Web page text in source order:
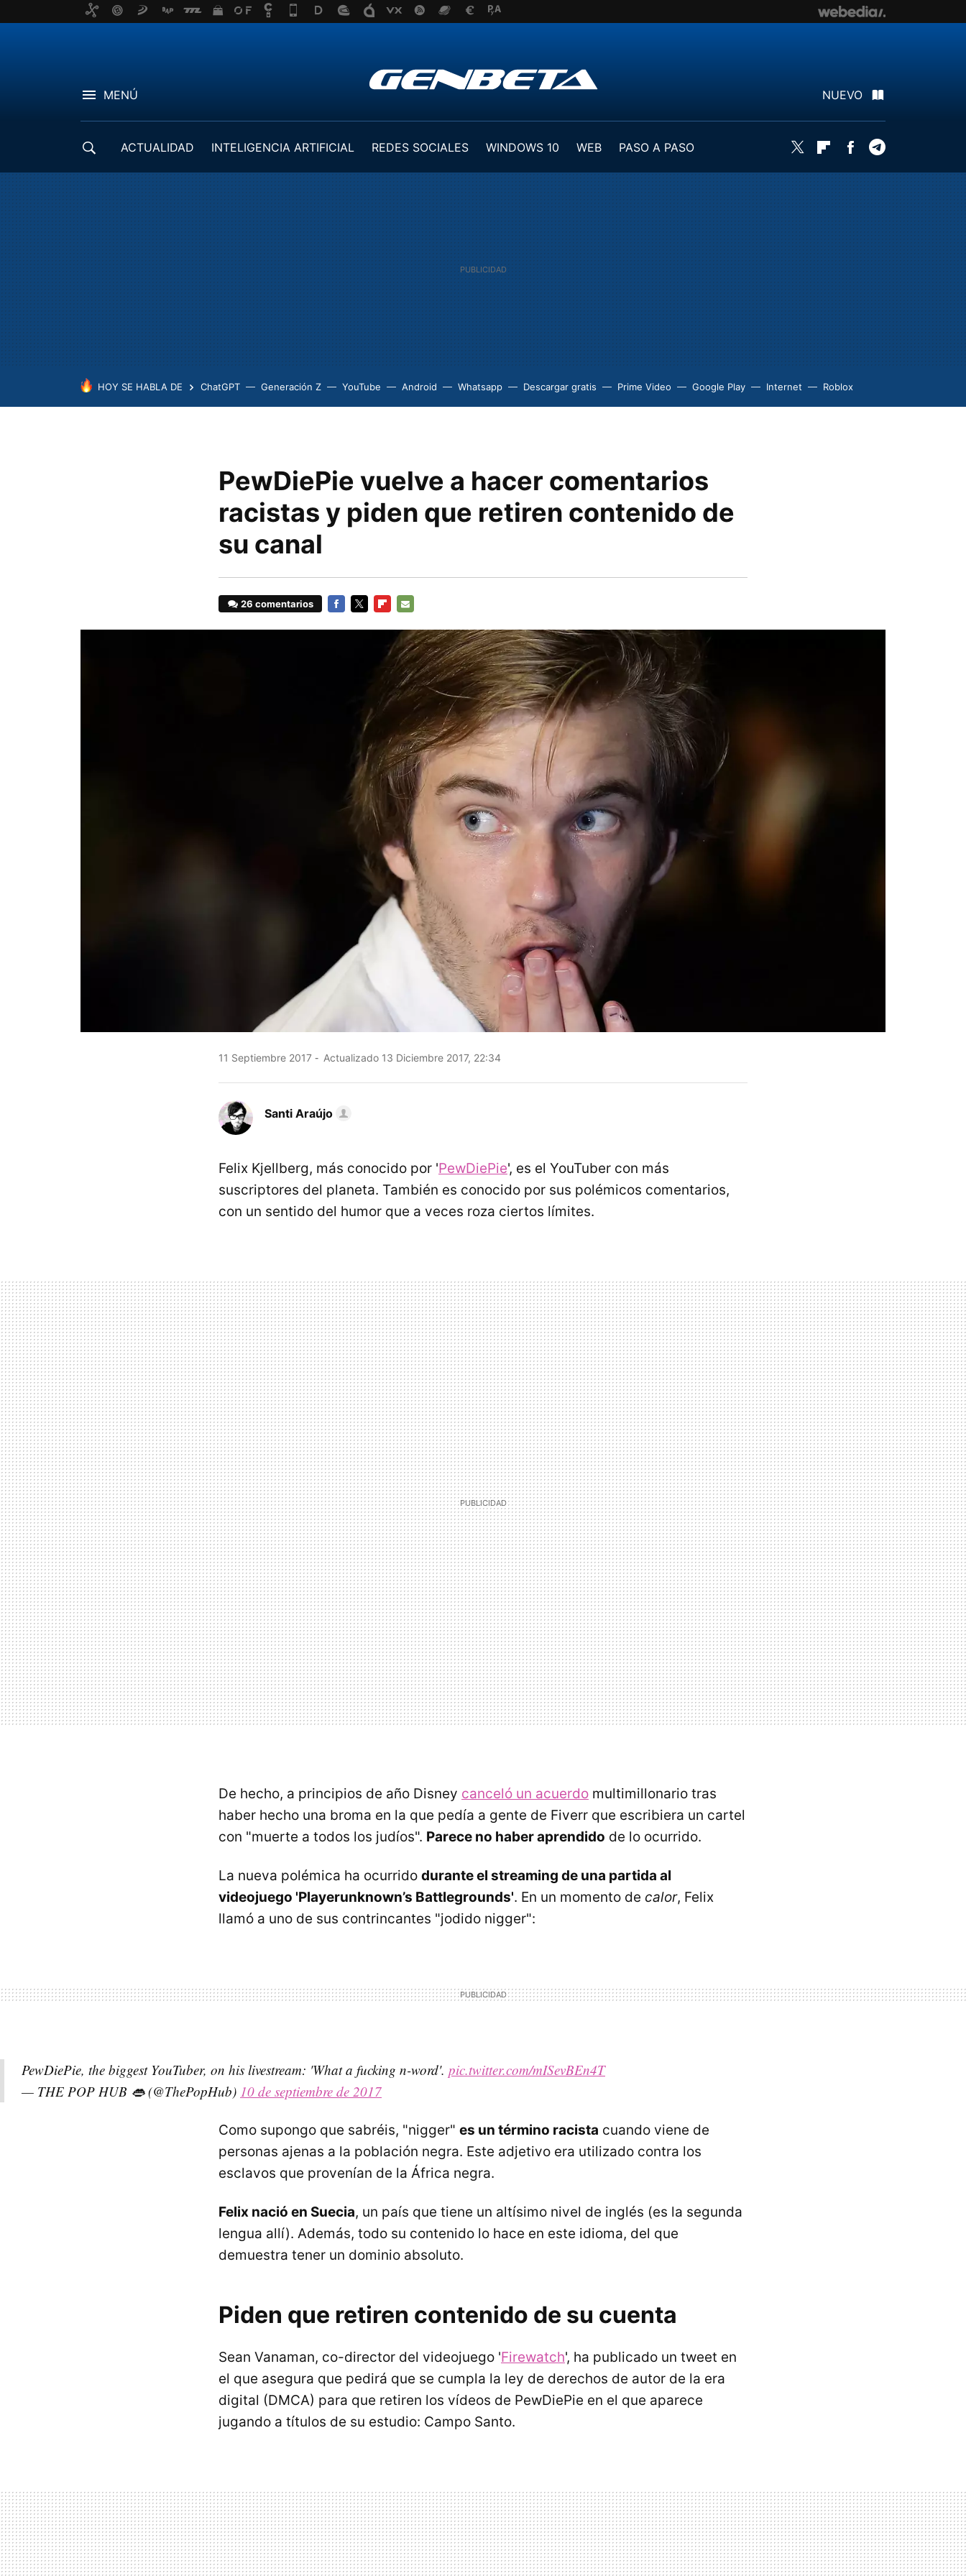
MENÚ NUEVO
ACTUALIDAD INTELIGENCIA ARTIFICIAL REDES SOCIALES WINDOWS 10 WEB
PASO A PASO
Twitter FlipboardFacebook
HOY SE HABLA DE ChatGPT Generación Z YouTube Android Whatsapp Descargar gratis Prime Video Google Play Internet Roblox
PewDiePie vuelve a hacer comentarios
racistas y piden que retiren contenido de
su canal
26 comentarios
MAIL
11 Septiembre 2017 Actualizado 13 Diciembre 2017, 22:34
Santi Araújo
Felix Kjellberg, más conocido por 'PewDiePie', es el YouTuber con más
suscriptores del planeta. También es conocido por sus polémicos comentarios,
con un sentido del humor que a veces roza ciertos límites.
De hecho, a principios de año Disney canceló un acuerdo multimillonario tras
haber hecho una broma en la que pedía a gente de Fiverr que escribiera un cartel
con "muerte a todos los judíos". Parece no haber aprendido de lo ocurrido.
La nueva polémica ha ocurrido durante el streaming de una partida al
videojuego 'Playerunknown’s Battlegrounds'. En un momento de calor, Felix
llamó a uno de sus contrincantes "jodido nigger":
PewDiePie, the biggest YouTuber, on his livestream: 'What a fucking n-word'. pic.twitter.com/mISevBEn4T
— THE POP HUB 👄 (@ThePopHub) 10 de septiembre de 2017
Como supongo que sabréis, "nigger" es un término racista cuando viene de
personas ajenas a la población negra. Este adjetivo era utilizado contra los
esclavos que provenían de la África negra.
Felix nació en Suecia, un país que tiene un altísimo nivel de inglés (es la segunda
lengua allí). Además, todo su contenido lo hace en este idioma, del que
demuestra tener un dominio absoluto.
Piden que retiren contenido de su cuenta
Sean Vanaman, co-director del videojuego 'Firewatch', ha publicado un tweet en
el que asegura que pedirá que se cumpla la ley de derechos de autor de la era
digital (DMCA) para que retiren los vídeos de PewDiePie en el que aparece
jugando a títulos de su estudio: Campo Santo.